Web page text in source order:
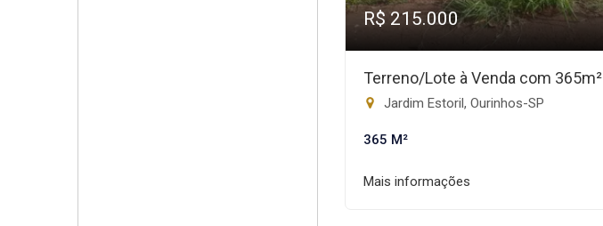
R$ 215.000
Terreno/Lote à Venda com 365m²
Jardim Estoril, Ourinhos-SP
365 M²
Mais informações